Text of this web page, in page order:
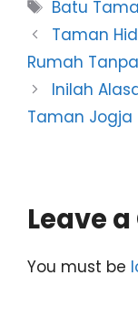
Batu
Taman
Rumah
Inilah
Taman Jogja
Leave
You must be